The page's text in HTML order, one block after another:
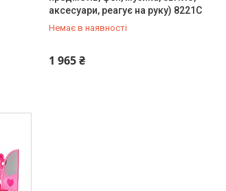
аксесуари, реагує на руку) 8221C
Немає в наявності
1 965 ₴
0 (800) 33-98-35